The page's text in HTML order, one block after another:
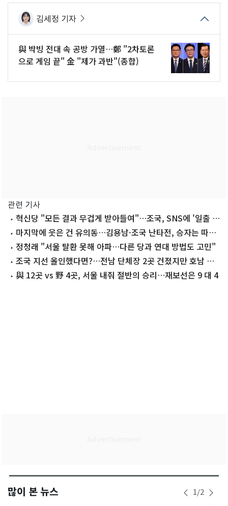
김세정 기자
與 박빙 전대 속 공방 가열…鄭 "2차토론
으로 게임 끝" 金 "제가 과반"(종합)
관련 기사
혁신당 "모든 결과 무겁게 받아들여"…조국, SNS에 '일출 사
진'마지막에 웃은 건 유의동…김용남·조국 난타전, 승자는 따로
있었다
정청래 "서울 탈환 못해 아파…다른 당과 연대 방법도 고민"
조국 지선 올인했다면?…전남 단체장 2곳 건졌지만 호남 곳
곳 석패
與 12곳 vs 野 4곳, 서울 내줘 절반의 승리…재보선은 9 대 4
많이 본 뉴스 1/2